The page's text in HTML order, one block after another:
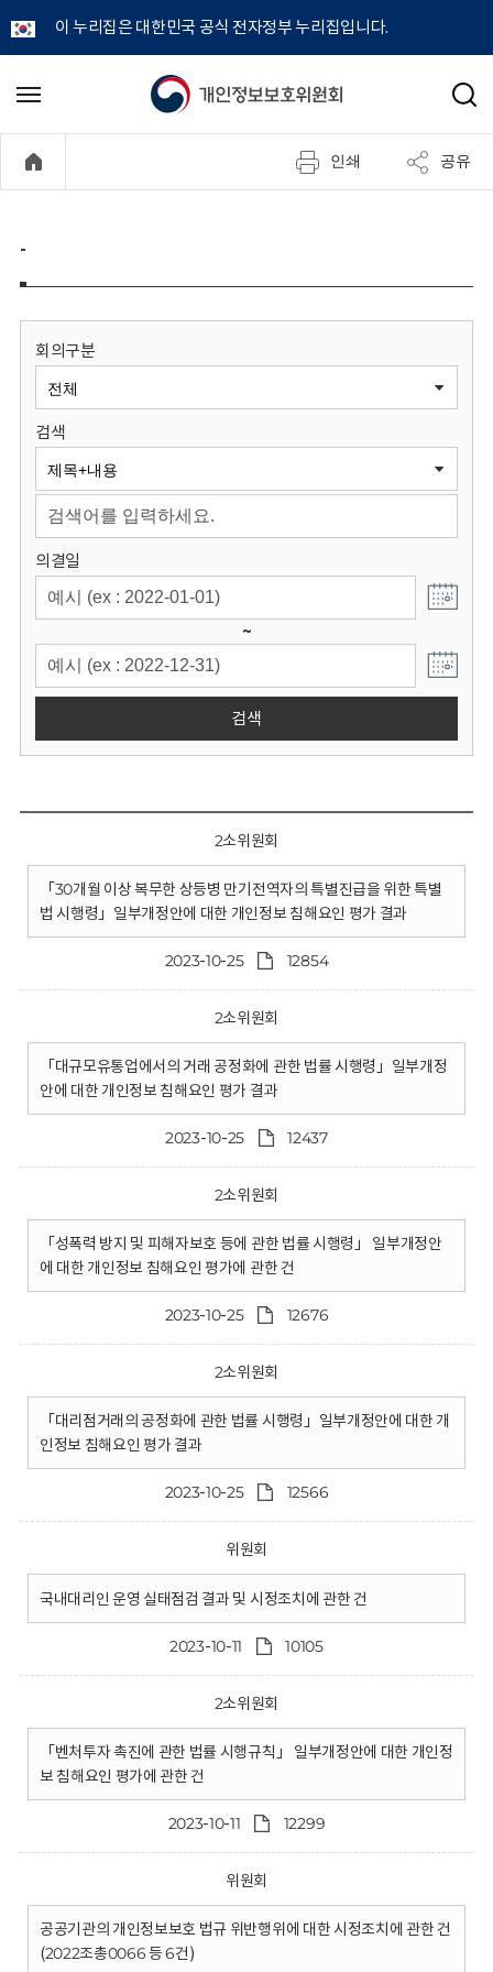
이 누리집은 대한민국 공식 전자정부 누리집입니다.
개
정
보
원
회
메
기
검
인쇄 공유
-
회의구분
검색
의결일
~
검색
2소위원회
「30개월 이상 복무한 상등병 만기전역자의 특별진급을 위한 특별
법 시행령」일부개정안에 대한 개인정보 침해요인 평가 결과
2023-10-25 12854
2소위원회
「대규모유통업에서의 거래 공정화에 관한 법률 시행령」일부개정
안에 대한 개인정보 침해요인 평가 결과
2023-10-25 12437
2소위원회
「성폭력 방지 및 피해자보호 등에 관한 법률 시행령」 일부개정안
에 대한 개인정보 침해요인 평가에 관한 건
2023-10-25 12676
2소위원회
「대리점거래의 공정화에 관한 법률 시행령」일부개정안에 대한 개
인정보 침해요인 평가 결과
2023-10-25 12566
위원회
국내대리인 운영 실태점검 결과 및 시정조치에 관한 건
2023-10-11 10105
2소위원회
「벤처투자 촉진에 관한 법률 시행규칙」 일부개정안에 대한 개인정
보 침해요인 평가에 관한 건
2023-10-11 12299
위원회
공공기관의 개인정보보호 법규 위반행위에 대한 시정조치에 관한 건
(2022조총0066 등 6건)